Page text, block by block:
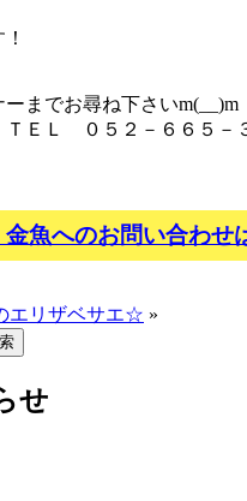
までお尋ね下さいm(__)m
ＴＥＬ ０５２－６６５－
魚へのお問い合わせ
エリザベサエ☆ »
せ